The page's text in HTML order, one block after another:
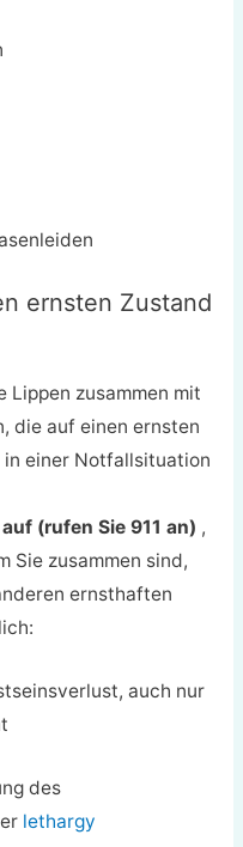
ernsten Zustand
Lippen zusammen mit
die auf einen ernsten
einer Notfallsituation
(rufen Sie 911 an) ,
Sie zusammen sind,
ernsthaften
auch nur
des
lethargy